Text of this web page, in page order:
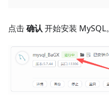
点击确认 开始安装 MySQL。